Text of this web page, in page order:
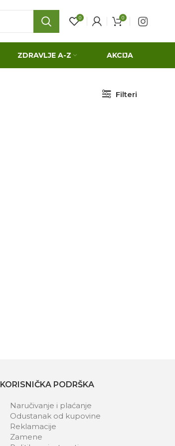
0 0
ZDRAVLJE A-Z AKCIJA
Filteri
KORISNIČKA PODRŠKA
Naručivanje i plaćanje
Odustanak od kupovine
Reklamacije
Zamene